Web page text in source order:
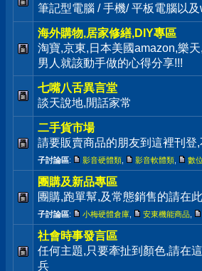
筆記型電腦 / 手機/ 平板電腦以
海外購物,居家修繕,DIY專區
淘寶,京東,日本美國amazon,樂
男人就該動手做的心得分享!!!
七嘴八舌異言堂
談天說地,閒話家常
二手貨市場
請要販賣商品的朋友到這裡刊登
子討論區: 影音硬體類 影音軟體類 數
團購及新品專區
團購,跑單幫,及常態銷售的請在
子討論區: 小梅硬體倉庫 安東機能商品
社會時事發言區
任何主題,只要牽扯到顏色,請在
兵